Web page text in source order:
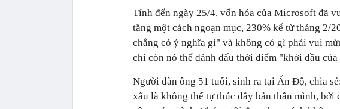
Tính đến ngày 25/4, vốn hóa của Microsoft đã
tăng một cách ngoạn mục, 230% kể từ tháng 2/
chẳng có ý nghĩa gì" và không có gì phải vui
chí còn nó thể đánh dấu thời điểm "khởi đầu
Người đàn ông 51 tuổi, sinh ra tại Ấn Độ, chia
xấu là không thể tự thúc đẩy bản thân mình,